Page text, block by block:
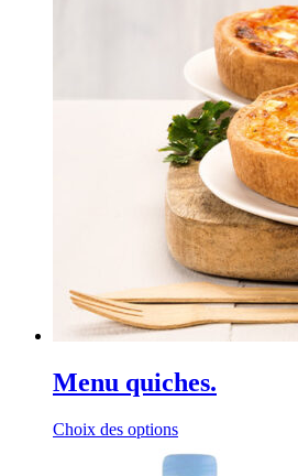
Menu quiches.
Choix des options